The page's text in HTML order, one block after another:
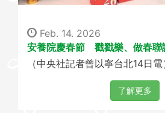
Feb. 14. 2026
安養院慶春節 戳戳樂、做春聯
（中央社記者曾以寧台北14日
了解更多